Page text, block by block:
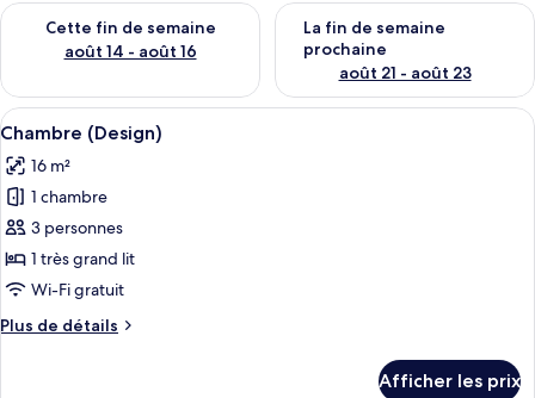
Cette fin de semaine
août 14 - août 16
Vérifier la disponibilité pour cette fin de semaine août 14 -
La fin de semaine
prochaine
août 21 - août 23
Vérifier la disponibilité pour
Afficher
toutes
les
photos
pour
ce
type
chambre :
Une chambre d’hôtel moderne avec
15
Chambre (Design)
16 m²
1 chambre
3 personnes
1 très grand lit
Wi-Fi gratuit
Plus de détails
Plus
Afficher les prix